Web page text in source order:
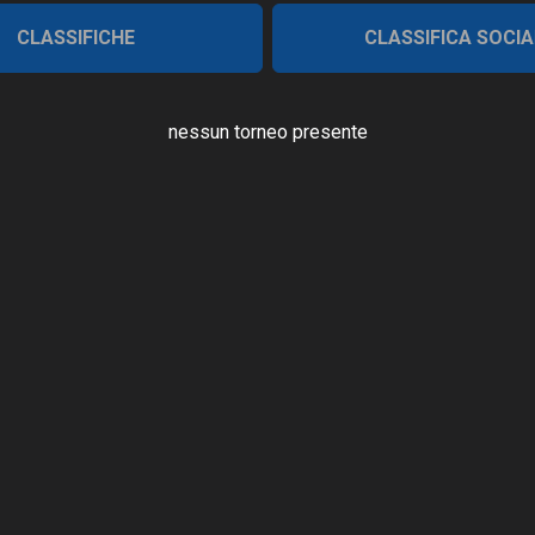
CLASSIFICHE CLASSIFICA
nessun torneo presente